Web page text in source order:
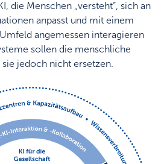
die Menschen „versteht“, sich an
anpasst und mit einem
angemessen interagieren
sollen die menschliche
jedoch nicht ersetzen.